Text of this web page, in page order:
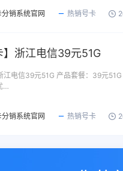
销系统官网 热销号卡
】浙江电信39元51G
江电信39元51G 产品套餐：39元
…
销系统官网 热销号卡